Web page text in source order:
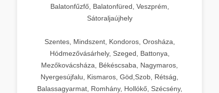
Balatonfűzfő, Balatonfüred, Veszprém,
Sátoraljaújhely
Szentes, Mindszent, Kondoros, Orosháza,
Hódmezővásárhely, Szeged, Battonya,
Mezőkovácsháza, Békéscsaba, Nagymaros,
Nyergesújfalu, Kismaros, Göd,Szob, Rétság,
Balassagyarmat, Romhány, Hollókő, Szécsény,